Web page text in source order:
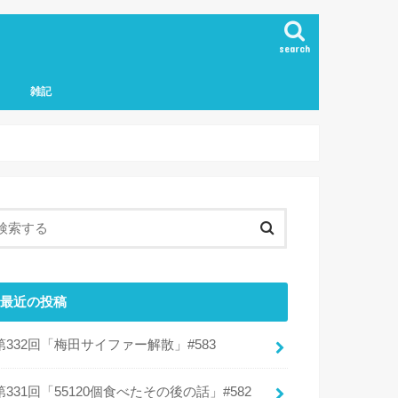
search
雑記
最近の投稿
332回「梅田サイファー解散」#583
331回「55120個食べたその後の話」#582